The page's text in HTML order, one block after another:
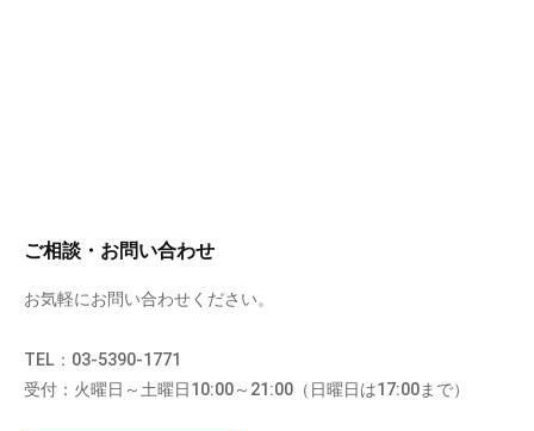
ご相談・お問い合わせ
お気軽にお問い合わせください。
TEL：03-5390-1771
受付：火曜日～土曜日10:00～21:00（日曜日は17:00まで）